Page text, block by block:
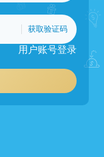
获取验证码
用户账号登录